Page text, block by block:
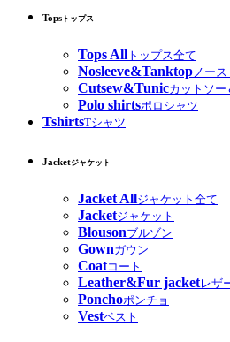
Tops トップス
Tops All トップス全て
Nosleeve&Tanktopノー
Cutsew&Tunicカットソー
Polo shirtsポロシャツ
TshirtsTシャツ
Jacketジャケット
Jacket Allジャケット全て
Jacketジャケット
Blousonブルゾン
Gownガウン
Coatコート
Leather&Fur jacketレザ
Ponchoポンチョ
Vestベスト